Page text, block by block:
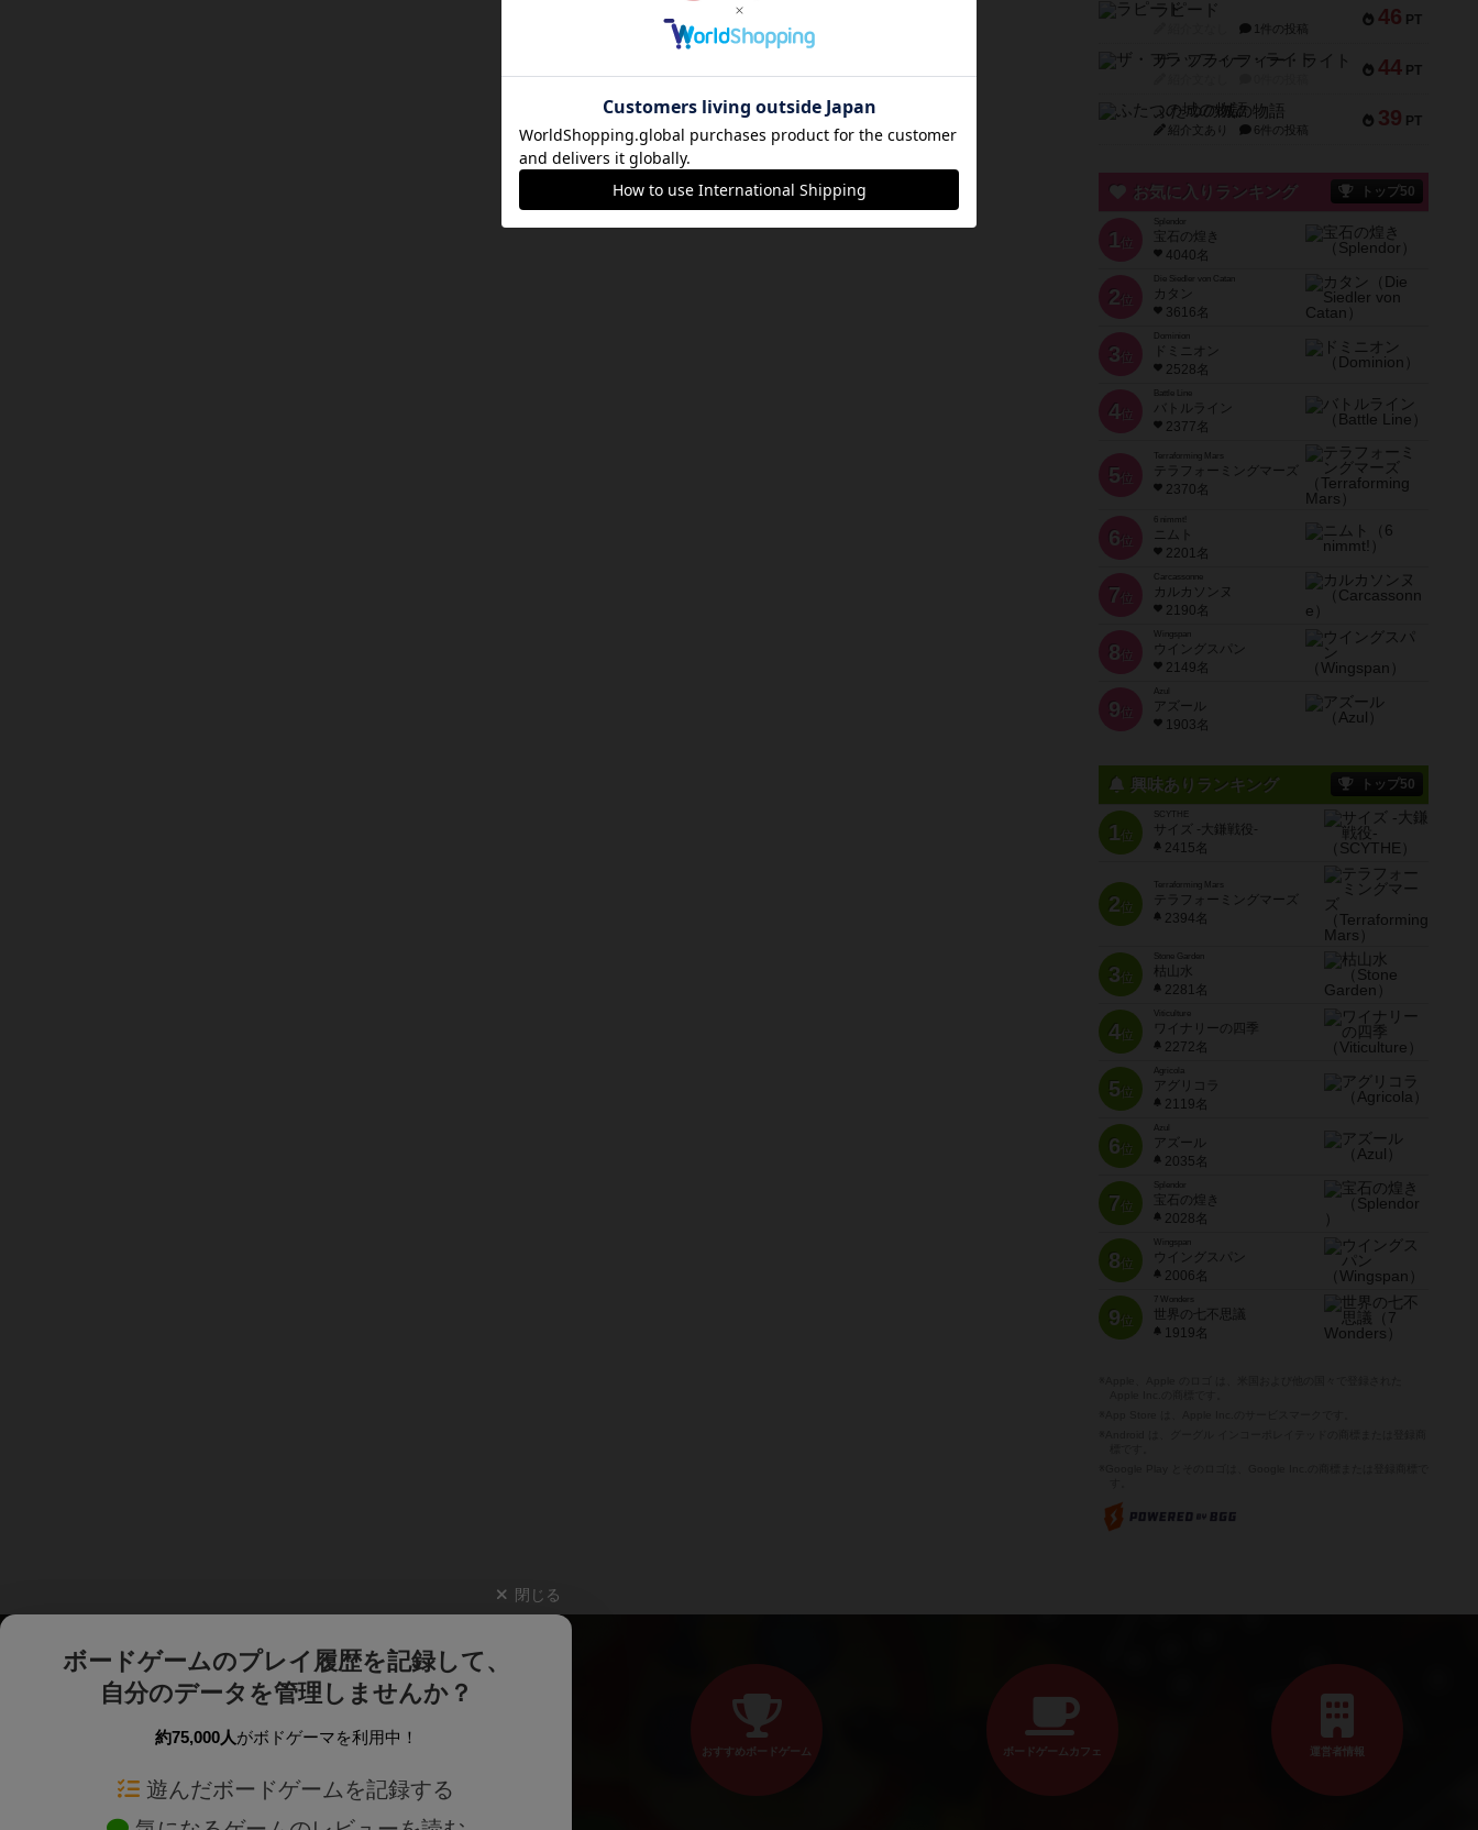
46 PT
ラピード
1件の投稿
44 PT
ザ・フラッフィー・ライト
39 PT
ふたつの城の物語
紹介文あり 6件の投稿
お気に入りランキング トップ50
1 位
宝石の煌き
4040名
2 位
Die Siedler von Catan
カタン
3616名
3 位
ドミニオン
2528名
4位
Battle Line
バトルライン
2377名
5 位
Terraforming Mars
テラフォーミングマーズ
2370名
6 位
ニムト
2201名
7 位
Carcassonne
カルカソンヌ
2190名
8 位
Wingspan
ウイングスパン
2149名
9 位
Azul
アズール
1903名
興味ありランキング トップ50
1位
SCYTHE
サイズ -大鎌戦役-
2415名
2位
Terraforming Mars
テラフォーミングマーズ
2394名
3位
Stone Garden
枯山水
2281名
4位
Viticulture
ワイナリーの四季
2272名
5位
Agricola
アグリコラ
2119名
6位
Azul
アズール
2035名
7位
宝石の煌き
2028名
8位
Wingspan
ウイングスパン
2006名
9位
7 Wonders
世界の七不思議
1919名
閉じる
ボードゲームのプレイ履歴を記録して、
自分のデータを管理しませんか？
約75,000人がボドゲーマを利用中！
遊んだボードゲームを記録する
おすすめボードゲーム ボードゲームカフェ 運営者情報